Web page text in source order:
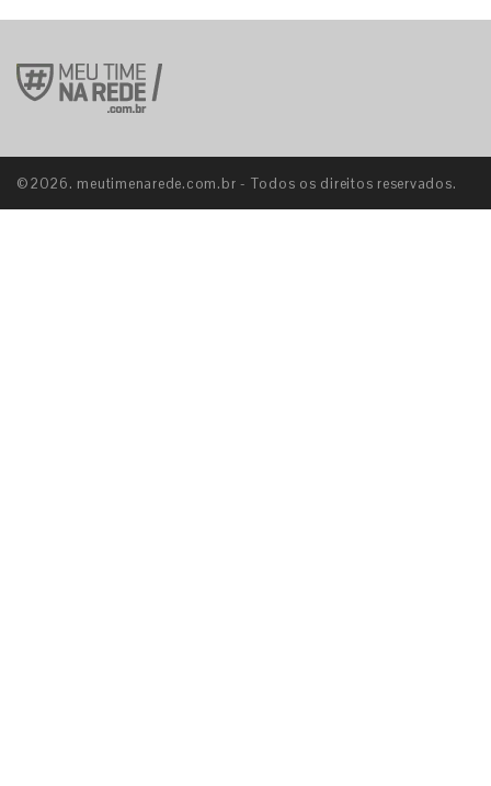
©2026. meutimenarede.com.br - Todos os direitos reservados.